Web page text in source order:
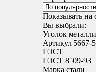
Показывать на
Вы выбрали:
Уголок
Артикул 5667-
ГОСТ
ГОСТ 8509-93
Марка стали